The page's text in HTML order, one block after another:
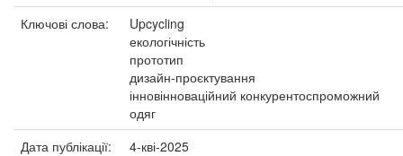
Ключові слова:
Upcycling
екологічність
прототип
дизайн-проєктування
інновінноваційний конкурентоспроможний
одяг
Дата публікації:
4-кві-2025